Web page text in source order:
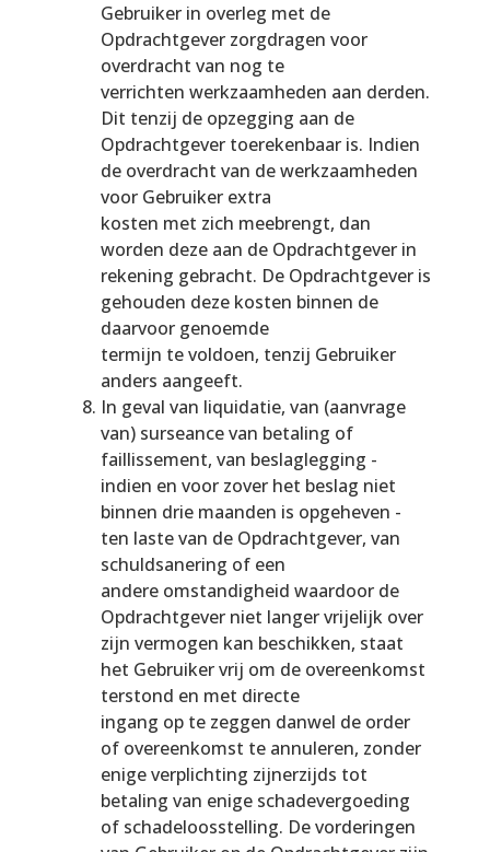
Gebruiker in overleg met de
Opdrachtgever zorgdragen voor
overdracht van nog te
verrichten werkzaamheden aan derden.
Dit tenzij de opzegging aan de
Opdrachtgever toerekenbaar is. Indien
de overdracht van de werkzaamheden
voor Gebruiker extra
kosten met zich meebrengt, dan
worden deze aan de Opdrachtgever in
rekening gebracht. De Opdrachtgever is
gehouden deze kosten binnen de
daarvoor genoemde
termijn te voldoen, tenzij Gebruiker
anders aangeeft.
In geval van liquidatie, van (aanvrage
van) surseance van betaling of
faillissement, van beslaglegging -
indien en voor zover het beslag niet
binnen drie maanden is opgeheven -
ten laste van de Opdrachtgever, van
schuldsanering of een
andere omstandigheid waardoor de
Opdrachtgever niet langer vrijelijk over
zijn vermogen kan beschikken, staat
het Gebruiker vrij om de overeenkomst
terstond en met directe
ingang op te zeggen danwel de order
of overeenkomst te annuleren, zonder
enige verplichting zijnerzijds tot
betaling van enige schadevergoeding
of schadeloosstelling. De vorderingen